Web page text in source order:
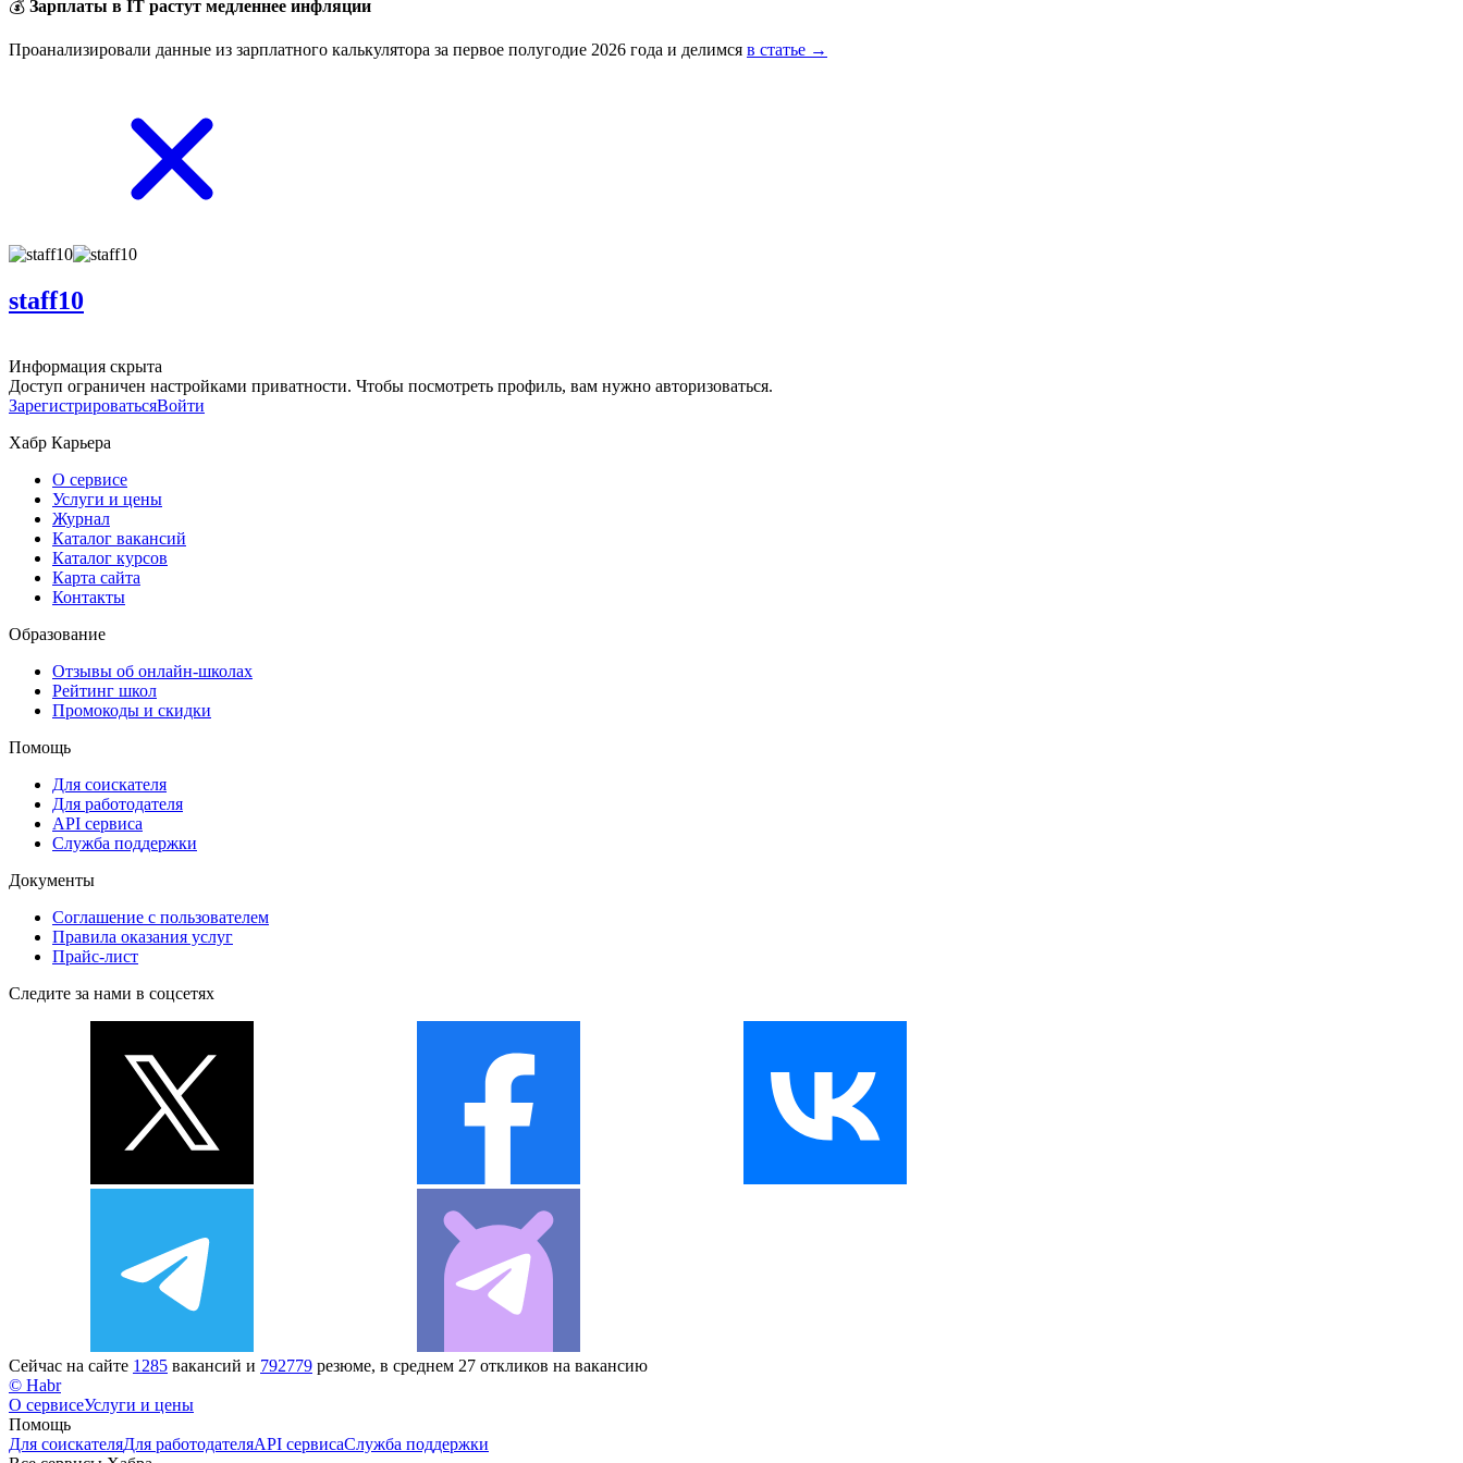
💰 Зарплаты в IT растут медленнее инфляции
Проанализировали данные из зарплатного калькулятора за первое полугодие 2026 года и делимся в статье →
staff10
Информация скрыта
Доступ ограничен настройками приватности. Чтобы посмотреть профиль, вам нужно авторизоваться.
ЗарегистрироватьсяВойти
Хабр Карьера
О сервисе
Услуги и цены
Журнал
Каталог вакансий
Каталог курсов
Карта сайта
Контакты
Образование
Отзывы об онлайн-школах
Рейтинг школ
Промокоды и скидки
Помощь
Для соискателя
Для работодателя
API сервиса
Служба поддержки
Документы
Соглашение с пользователем
Правила оказания услуг
Прайс-лист
Следите за нами в соцсетях
Сейчас на сайте 1285 вакансий и 792779 резюме, в среднем 27 откликов на вакансию
© Habr
О сервисеУслуги и цены
Помощь
Для соискателяДля работодателяAPI сервисаСлужба поддержки